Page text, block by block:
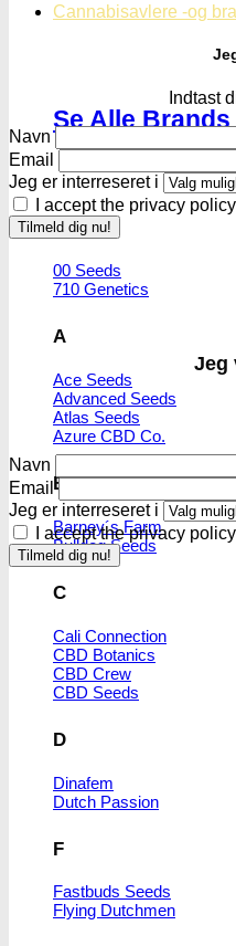
Cannabisavlere -og
Se Alle Brands
123
00 Seeds
710 Genetics
A
Ace Seeds
Advanced Seeds
Atlas Seeds
Azure CBD Co.
B
Barney´s Farm
Bulldog Seeds
C
Cali Connection
CBD Botanics
CBD Crew
CBD Seeds
D
Dinafem
Dutch Passion
F
Fastbuds Seeds
Flying Dutchmen
Indtast
Navn
Email
Jeg er interreseret i
I accept the privacy policy
Jeg
Navn
Email
Jeg er interreseret i
I accept the privacy policy